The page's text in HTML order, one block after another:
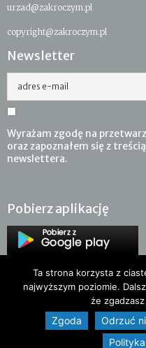
urzad@zakroczym.pl
copyright@zakroczym.pl
Newsletter
adres e-mail
Wyrażam zgodę na
oraz zapoznałem się z
newslettera.
Pobierz aplikację
Ta strona korzysta z
najwyższym poziomie.
że
Zgoda
Odrzuć